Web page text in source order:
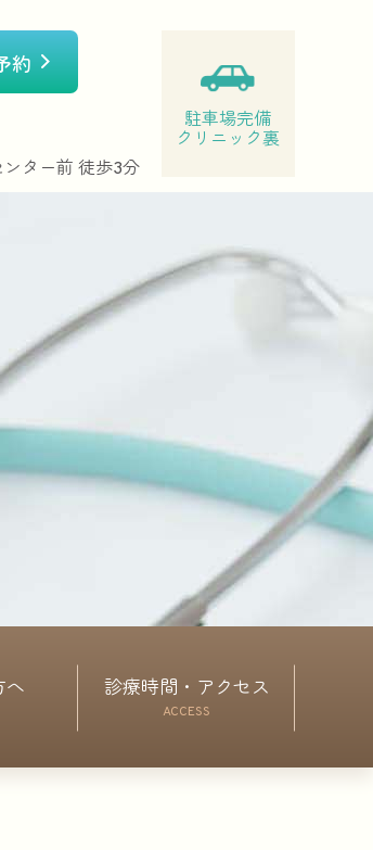
約
ター前 徒歩3分
駐車場完備
クリニック裏
へ 診療時間・アクセス
ACCESS